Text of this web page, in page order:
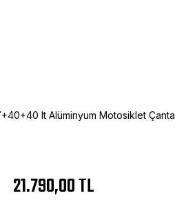
lt Alüminyum Motosiklet
21.790,00 TL